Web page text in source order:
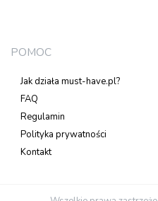
POMOC
Jak działa must-have.pl?
FAQ
Regulamin
Polityka prywatności
Kontakt